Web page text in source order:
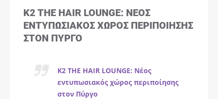
K2 THE HAIR LOUNGE: ΝΈΟΣ
ΕΝΤΥΠΩΣΙΑΚΌΣ ΧΏΡΟΣ ΠΕΡΙΠΟΊΗΣΗΣ
ΣΤΟΝ ΠΎΡΓΟ
K2 THE HAIR LOUNGE: Νέος
εντυπωσιακός χώρος περιποίησης
στον Πύργο